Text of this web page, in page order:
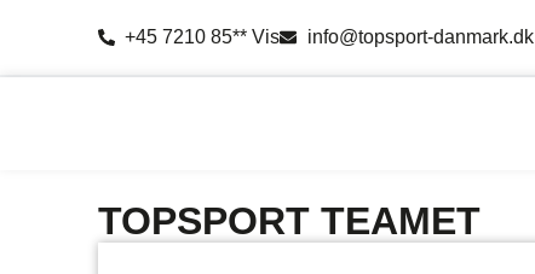
+45 7210 85** Vis info@topsport-danmark.dk
TOPSPORT TEAMET